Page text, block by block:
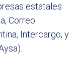
estatales
Correo
Intercargo, y